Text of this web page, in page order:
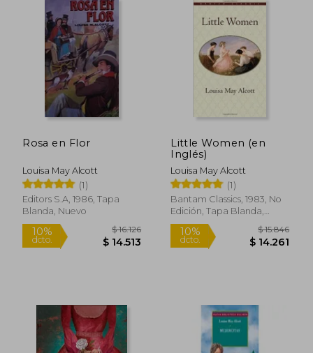
10%
dcto. $ 11.613
10%
dcto.
Rosa en Flor
Louisa May Alcott
(1)
Editors S.A, 1986, Tapa
Blanda, Nuevo
Little Women (en
Inglés)
Louisa May Alcott
(1)
Bantam Classics, 1983, No
Edición, Tapa Blanda,
Nuevo